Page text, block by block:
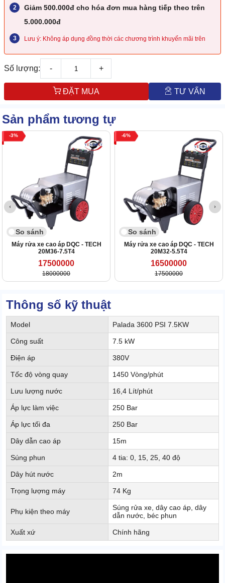
Giảm 500.000đ cho hóa đơn mua hàng tiếp theo trên
5.000.000đ
Lưu ý: Không áp dụng đồng thời các chương trình khuyến mãi trên
Số lượng: - +
ĐẶT MUA TƯ VẤN
Sản phẩm tương tự
3
So sánh
Máy rửa xe cao áp DQC - TECH
20M36-7.5T4
17500000
18000000
6
So sánh
Máy rửa xe cao áp DQC - TECH
20M32-5.5T4
16500000
17500000
Thông số kỹ thuật
Model Palada 3600 PSI 7.5KW
Công suất 7.5 kW
Điện áp 380V
Tốc độ vòng quay 1450 Vòng/phút
Lưu lượng nước 16,4 Lít/phút
Áp lực làm việc 250 Bar
Áp lực tối đa 250 Bar
Dây dẫn cao áp 15m
Súng phun 4 tia: 0, 15, 25, 40 độ
Dây hút nước 2m
Trọng lượng máy 74 Kg
Phụ kiện theo máy
Súng rửa xe, dây cao áp, dây
dẫn nước, béc phun
Xuất xứ Chính hãng